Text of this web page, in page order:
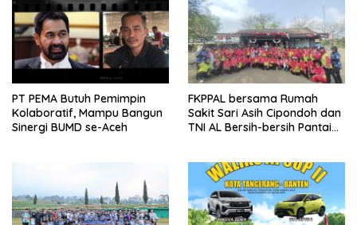
PT PEMA Butuh Pemimpin
Kolaboratif, Mampu Bangun
Sinergi BUMD se-Aceh
FKPPAL bersama Rumah
Sakit Sari Asih Cipondoh dan
TNI AL Bersih-bersih Pantai